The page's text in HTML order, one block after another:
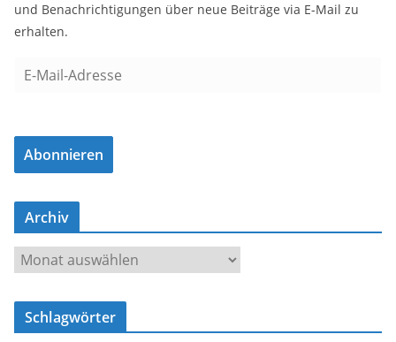
und Benachrichtigungen über neue Beiträge via E-Mail zu
erhalten.
a
l
-
d
s
Abonnieren
Archiv
r
c
Schlagwörter